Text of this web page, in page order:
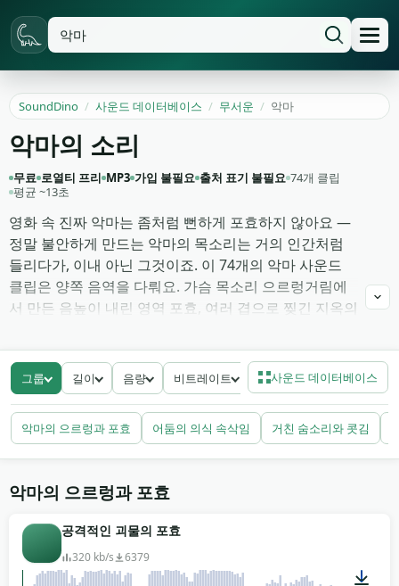
SoundDino / 사운드 데이터베이스 / 무서운 / 악마
악마의 소리
무료 로열티 프리 MP3 가입 불필요 출처 표기 불필요 74개 클립
평균 ~13초
영화 속 진짜 악마는 좀처럼 뻔하게 포효하지 않아요 —
정말 불안하게 만드는 악마의 목소리는 거의 인간처럼
들리다가, 이내 아닌 그것이죠. 이 74개의 악마 사운드
클립은 양쪽 음역을 다뤄요. 가슴 목소리 으르렁거림에
서 만든 음높이 내린 영역 포효, 여러 겹으로 찢긴 지옥의
오에 찬 속삭임, 그리고 크리처가 동물이 아니라 지적으
로 느껴져야 할 때 공포 편집자가 집는 건조한 학살자 으
르렁거림까지.
빙의 장면이라면 큰 소리보다 속삭임 테이크가 공포를
훨씬 잘 실어 날라요 — 하나를 낮은 서브베이스 드론과
보스전을 만들 때 포효와 비명을 겹쳐 악마가 물리적으
요. 스위니 토드풍 이발사 속삭임은 트레일러 비트의 전
경 보이스오버 아래에 멋지게 숨어요. 순간에 맞는 걸 집
으세요 — 모든 클립이 무료 다운로드, 가입도 나중의 크
그룹 길이 음량 비트레이트 사운드 데이터베이스
악마의 으르렁과 포효 어둠의 의식 속삭임 거친 숨소리와 콧김
악마의 으르렁과 포효
공격적인 괴물의 포효
320 kb/s 6379